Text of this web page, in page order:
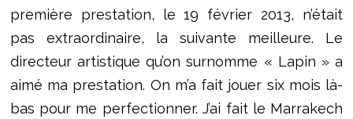
première prestation, le 19 février 2013, n’était
pas extraordinaire, la suivante meilleure. Le
directeur artistique qu’on surnomme « Lapin » a
aimé ma prestation. On m’a fait jouer six mois là-
bas pour me perfectionner. J’ai fait le Marrakech